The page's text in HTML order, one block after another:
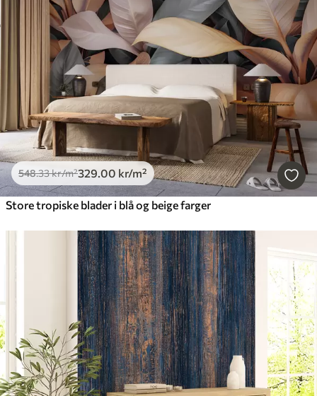
548.33kr/m²329.00 kr/m²
Store tropiske blader i blå og beige farger